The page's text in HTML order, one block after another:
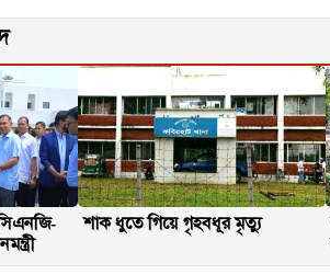
শাক ধুতে গিয়ে গৃহবধূর মৃত্যু